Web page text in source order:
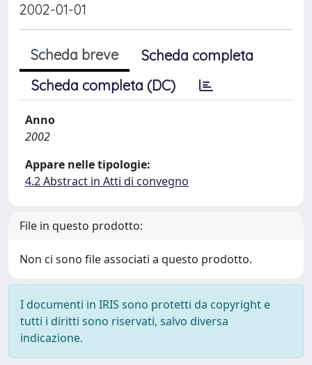
2002-01-01
Scheda breve
Scheda completa
Scheda completa (DC)
Anno
2002
Appare nelle tipologie:
4.2 Abstract in Atti di convegno
File in questo prodotto:
Non ci sono file associati a questo prodotto.
I documenti in IRIS sono protetti da copyright e
tutti i diritti sono riservati, salvo diversa
indicazione.